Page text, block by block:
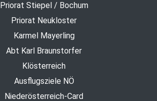
Priorat Stiepel / Bochum
Priorat Neukloster
Karmel Mayerling
Abt Karl Braunstorfer
Klösterreich
Ausflugsziele NÖ
Niederösterreich-Card